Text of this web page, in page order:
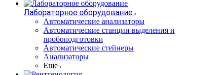
Лабораторное оборудование
Автоматические анализаторы
Автоматические станции выделения и
пробоподготовки
Автоматические стейнеры
Анализаторы
Еще